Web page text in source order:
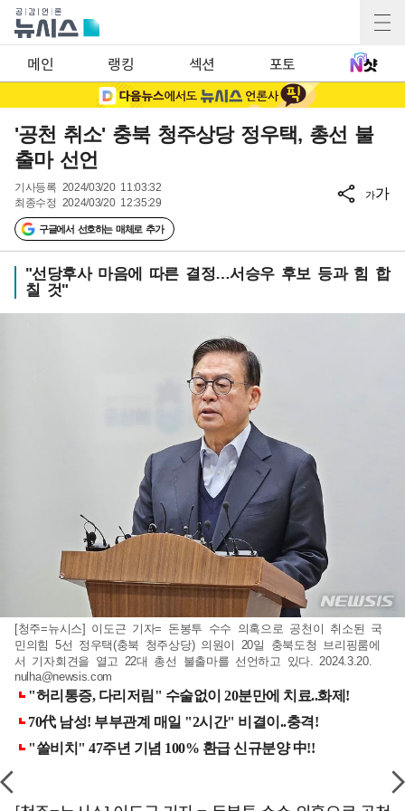
메인 랭킹 섹션 포토
'공천 취소' 충북 청주상당 정우택, 총선 불
출마 선언
기사등록 2024/03/20 11:03:32
최종수정 2024/03/20 12:35:29
구글에서 선호하는 매체로 추가
가가
"선당후사 마음에 따른 결정…서승우 후보 등과 힘 합
칠 것"
[청주=뉴시스] 이도근 기자= 돈봉투 수수 의혹으로 공천이 취소된 국
민의힘 5선 정우택(충북 청주상당) 의원이 20일 충북도청 브리핑룸에
서 기자회견을 열고 22대 총선 불출마를 선언하고 있다. 2024.3.20.
nulha@newsis.com